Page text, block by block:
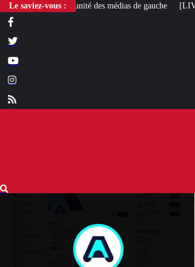
Le saviez-vous : [LIVRE] L’autobiographie